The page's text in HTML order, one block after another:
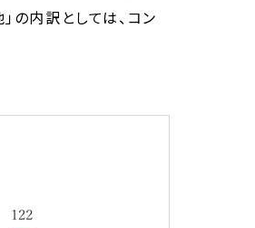
の内訳としては、コン